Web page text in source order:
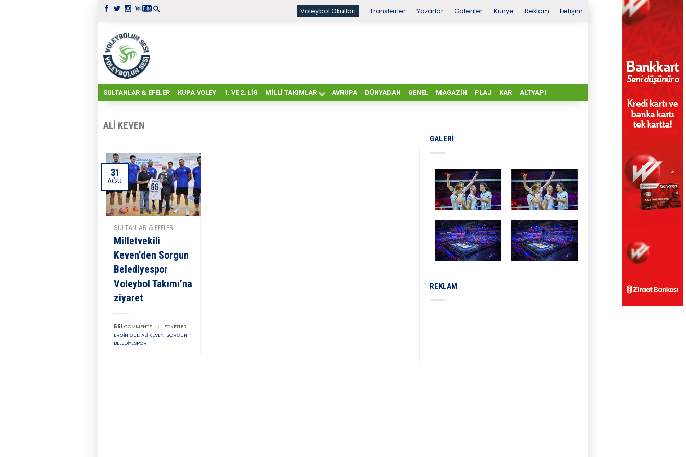
Voleybol Okulları Transferler Yazarlar Galeriler Künye Reklam İletişim
SULTANLAR & EFELER KUPA VOLEY 1. VE 2. LIG MILLI TAKIMLAR AVRUPA DÜNYADAN GENEL MAGAZIN PLAJ KAR ALTYAPI
ALI KEVEN
31
AĞU
SULTANLAR & EFELER
Milletvekili
Keven’den Sorgun
Belediyespor
Voleybol Takımı’na
ziyaret
551 COMMENTS |
ETIKETLER:
ERGIN GÜL, ALI KEVEN, SORGUN
BELEDIYESPOR
GALERI
REKLAM